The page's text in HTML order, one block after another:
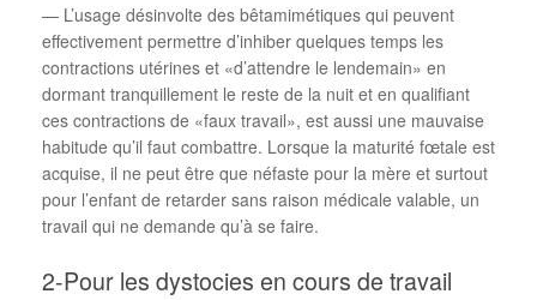
— L’usage désinvolte des bêtamimétiques qui peuvent
effectivement permettre d’inhiber quelques temps les
contractions utérines et «d’attendre le lendemain» en
dormant tranquillement le reste de la nuit et en qualifiant
ces contractions de «faux travail», est aussi une mauvaise
habitude qu’il faut combattre. Lorsque la maturité fœtale est
acquise, il ne peut être que néfaste pour la mère et surtout
pour l’enfant de retarder sans raison médicale valable, un
travail qui ne demande qu’à se faire.
2-Pour les dystocies en cours de travail